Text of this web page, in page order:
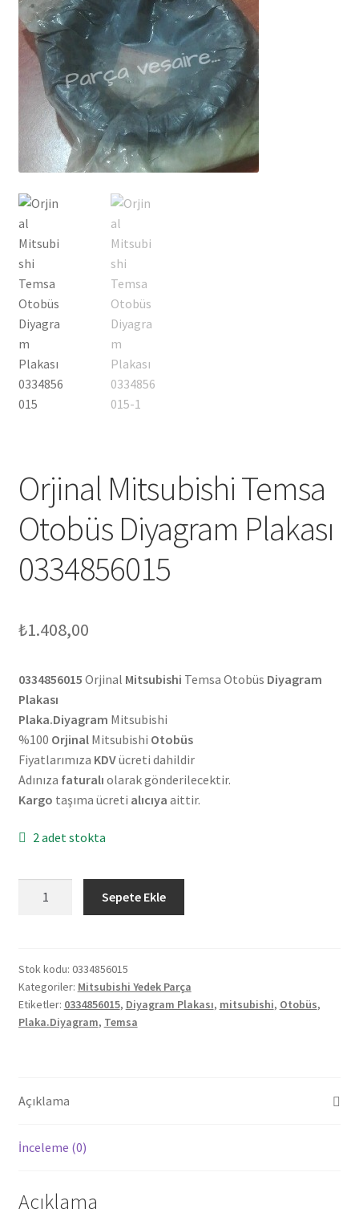
Orjinal Mitsubishi Temsa
Otobüs Diyagram Plakası
0334856015
₺1.408,00
0334856015 Orjinal Mitsubishi Temsa Otobüs Diyagram
Plakası
Plaka.Diyagram Mitsubishi
%100 OrjinalMitsubishi Otobüs
Fiyatlarımıza KDVücreti dahildir
Adınıza faturalı olarak gönderilecektir.
Kargo taşıma ücreti alıcıya aittir.
2 adet stokta
Diyagram
Plakası
0334856015
adet
Sepete Ekle
Stok kodu: 0334856015
Kategoriler: Mitsubishi Yedek Parça
Etiketler: 0334856015, Diyagram Plakası, mitsubishi, Otobüs,
Plaka.Diyagram, Temsa
Açıklama
İnceleme (0)
Açıklama